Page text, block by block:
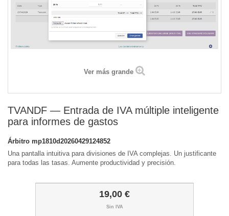
Ver más grande
TVANDF — Entrada de IVA múltiple inteligente
para informes de gastos
Árbitro mp1810d20260429124852
Una pantalla intuitiva para divisiones de IVA complejas. Un justificante
para todas las tasas. Aumente productividad y precisión.
19,00 €
Sin IVA